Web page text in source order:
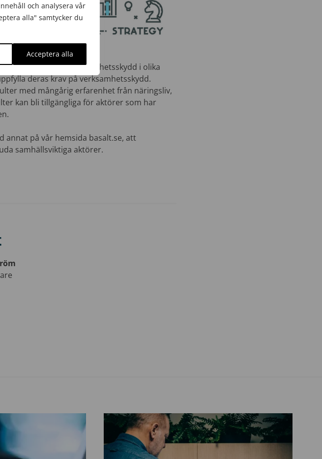
och analysera vår
alla" samtycker du
Acceptera alla
i samhället med verksamhetsskydd i olika
deras krav på verksamhetsskydd.
med mångårig erfarenhet från näringsliv,
kan bli tillgängliga för aktörer som har
annat på vår hemsida basalt.se, att
samhällsviktiga aktörer.